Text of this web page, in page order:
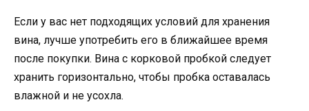
Если у вас нет подходящих условий для хранения
вина, лучше употребить его в ближайшее время
после покупки. Вина с корковой пробкой следует
хранить горизонтально, чтобы пробка оставалась
влажной и не усохла.